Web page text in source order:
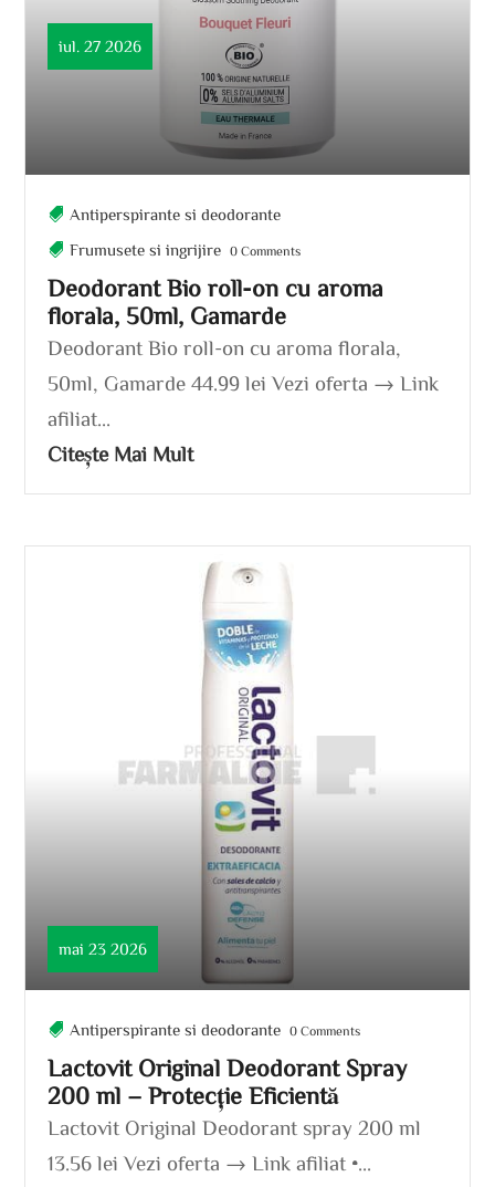
Deodorant Bio roll-on cu aroma
florala, 50ml, Gamarde
iul. 27 2026
Antiperspirante si deodorante
Frumusete si ingrijire 0 Comments
Deodorant Bio roll-on cu aroma florala,
50ml, Gamarde 44.99 lei Vezi oferta → Link
afiliat...
Citește Mai Mult
Lactovit Original Deodorant Spray
200 ml – Protecție Eficientă
mai 23 2026
Antiperspirante si deodorante 0 Comments
Lactovit Original Deodorant spray 200 ml
13.56 lei Vezi oferta → Link afiliat •...